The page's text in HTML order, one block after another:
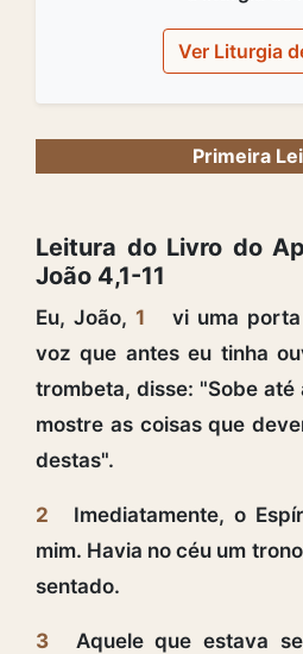
Ver Liturgia
Primeira
Leitura do Livro do
João 4,1-11
Eu, João, 1
vi uma
voz que antes eu tinha
trombeta, disse: "Sobe
mostre as coisas que
destas".
2
Imediatamente, o
mim. Havia no céu um
sentado.
3
Aquele que estava